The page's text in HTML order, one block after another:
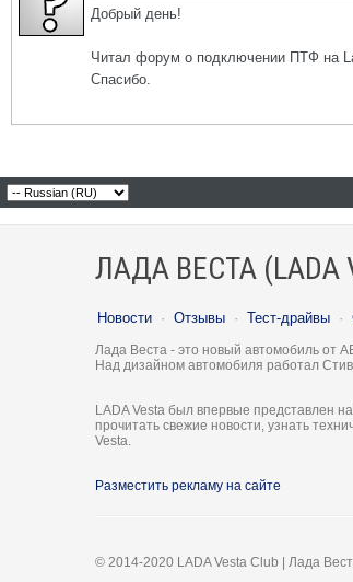
Добрый день!
Читал форум о подключении ПТФ на
Спасибо.
ЛАДА ВЕСТА (LADA
Новости · Отзывы · Тест-драйвы ·
Лада Веста - это новый автомобиль от
Над дизайном автомобиля работал
LADA Vesta был впервые представлен
прочитать свежие новости, узнать
Vesta.
Разместить рекламу на сайте
© 2014-2020 LADA Vesta Club | Лада